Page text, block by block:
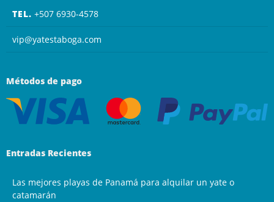
TEL. +507 6930-4578
vip@yatestaboga.com
Métodos de pago
Entradas Recientes
Las mejores playas de Panamá para alquilar un yate o
catamarán